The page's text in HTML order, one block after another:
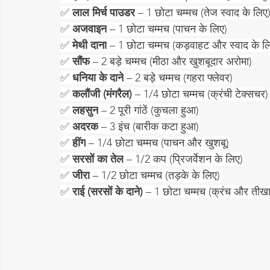
✅ लाल मिर्च पाउडर – 1 छोटा चम्मच (तेज स्वाद के लिए)
✅ अजवाइन – 1 छोटा चम्मच (पाचन के लिए)
✅ मेथी दाना – 1 छोटा चम्मच (कड़वाहट और स्वाद के
✅ सौंफ – 2 बड़े चम्मच (मीठा और खुशबूदार अरोमा)
✅ धनिया के दाने – 2 बड़े चम्मच (गहरा फ्लेवर)
✅ कलौंजी (मंगरैल) – 1/4 छोटा चम्मच (क्रंची टेक्सचर)
✅ लहसुन – 2 पूरी गांठें (कुचला हुआ)
✅ अदरक – 3 इंच (बारीक कटा हुआ)
✅ हींग – 1/4 छोटा चम्मच (पाचन और खुशबू)
✅ सरसों का तेल – 1/2 कप (प्रिजर्वेशन के लिए)
✅ जीरा – 1/2 छोटा चम्मच (तड़के के लिए)
✅ राई (सरसों के दाने) – 1 छोटा चम्मच (क्रंच और